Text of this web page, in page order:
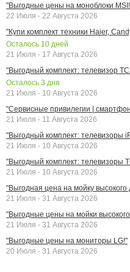
"Выгодные цены на моноблоки
22 Июля - 22 Августа 2026
"Купи комплект техники Haier,
Осталось 10 дней
21 Июля - 17 Августа 2026
"Выгодный комплект: телевизор
Осталось 3 дня
21 Июля - 10 Августа 2026
"Сервисные привилегии |
21 Июля - 11 Августа 2026
"Выгодный комплект: телевизоры
21 Июля - 10 Августа 2026
"Выгодный комплект: телевизоры
21 Июля - 10 Августа 2026
"Выгодная цена на мойку
21 Июля - 31 Августа 2026
"Выгодные цены на мойки
21 Июля - 31 Августа 2026
"Выгодные цены на мониторы LG!"
20 Июля - 31 Августа 2026